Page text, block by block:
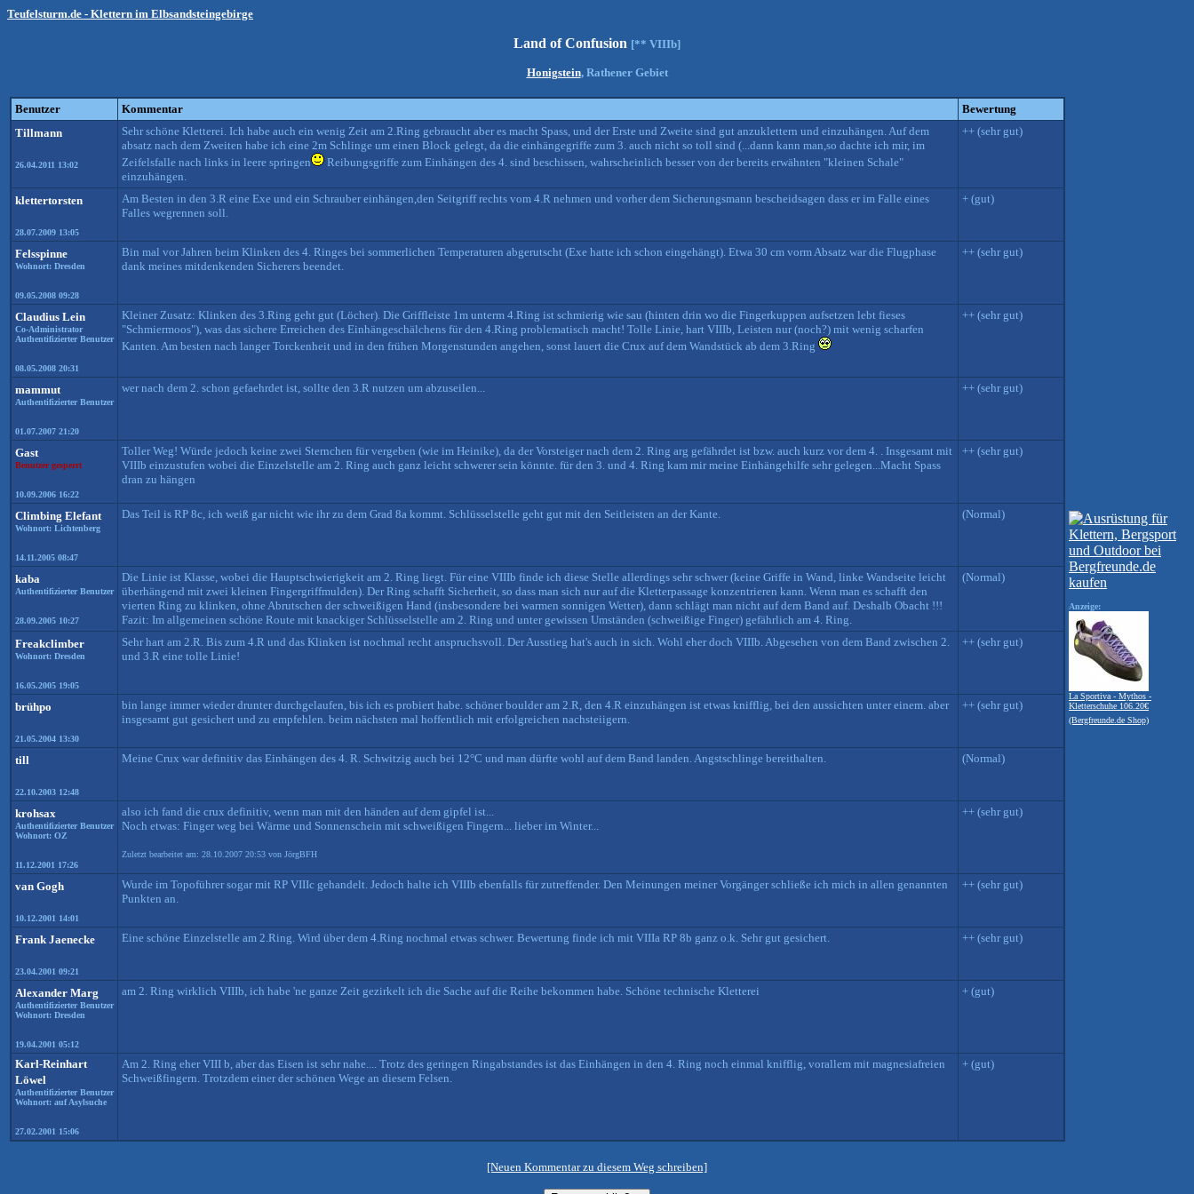
Teufelsturm.de - Klettern im Elbsandsteingebirge
Land of Confusion [** VIIIb]
Honigstein, Rathener Gebiet
Benutzer Kommentar
Bewertung
Tillmann
26.04.2011 13:02
Sehr schöne Kletterei. Ich habe auch ein wenig Zeit am 2.Ring gebraucht aber es macht Spass, und der Erste und Zweite sind gut anzuklettern und einzuhängen. Auf dem
absatz nach dem Zweiten habe ich eine 2m Schlinge um einen Block gelegt, da die einhängegriffe zum 3. auch nicht so toll sind (...dann kann man,so dachte ich mir, im
Zeifelsfalle nach links in leere springen
Reibungsgriffe zum Einhängen des 4. sind beschissen, wahrscheinlich besser von der bereits erwähnten "kleinen Schale"
einzuhängen.
++ (sehr gut)
klettertorsten
28.07.2009 13:05
Am Besten in den 3.R eine Exe und ein Schrauber einhängen,den Seitgriff rechts vom 4.R nehmen und vorher dem Sicherungsmann bescheidsagen dass er im Falle eines
Falles wegrennen soll.
+ (gut)
Felsspinne
Wohnort: Dresden
09.05.2008 09:28
Bin mal vor Jahren beim Klinken des 4. Ringes bei sommerlichen Temperaturen abgerutscht (Exe hatte ich schon eingehängt). Etwa 30 cm vorm Absatz war die Flugphase
dank meines mitdenkenden Sicherers beendet.
++ (sehr gut)
Claudius Lein
Co-Administrator
Authentifizierter Benutzer
08.05.2008 20:31
Kleiner Zusatz: Klinken des 3.Ring geht gut (Löcher). Die Griffleiste 1m unterm 4.Ring ist schmierig wie sau (hinten drin wo die Fingerkuppen aufsetzen lebt fieses
"Schmiermoos"), was das sichere Erreichen des Einhängeschälchens für den 4.Ring problematisch macht! Tolle Linie, hart VIIIb, Leisten nur (noch?) mit wenig scharfen
Kanten. Am besten nach langer Torckenheit und in den frühen Morgenstunden angehen, sonst lauert die Crux auf dem Wandstück ab dem 3.Ring
++ (sehr gut)
mammut
Authentifizierter Benutzer
01.07.2007 21:20
wer nach dem 2. schon gefaehrdet ist, sollte den 3.R nutzen um abzuseilen... ++ (sehr gut)
Gast
Benutzer gesperrt
10.09.2006 16:22
Toller Weg! Würde jedoch keine zwei Sternchen für vergeben (wie im Heinike), da der Vorsteiger nach dem 2. Ring arg gefährdet ist bzw. auch kurz vor dem 4. . Insgesamt mit
VIIIb einzustufen wobei die Einzelstelle am 2. Ring auch ganz leicht schwerer sein könnte. für den 3. und 4. Ring kam mir meine Einhängehilfe sehr gelegen...Macht Spass
dran zu hängen
++ (sehr gut)
Climbing Elefant
Wohnort: Lichtenberg
14.11.2005 08:47
Das Teil is RP 8c, ich weiß gar nicht wie ihr zu dem Grad 8a kommt. Schlüsselstelle geht gut mit den Seitleisten an der Kante. (Normal)
kaba
Authentifizierter Benutzer
28.09.2005 10:27
Die Linie ist Klasse, wobei die Hauptschwierigkeit am 2. Ring liegt. Für eine VIIIb finde ich diese Stelle allerdings sehr schwer (keine Griffe in Wand, linke Wandseite leicht
überhängend mit zwei kleinen Fingergriffmulden). Der Ring schafft Sicherheit, so dass man sich nur auf die Kletterpassage konzentrieren kann. Wenn man es schafft den
vierten Ring zu klinken, ohne Abrutschen der schweißigen Hand (insbesondere bei warmen sonnigen Wetter), dann schlägt man nicht auf dem Band auf. Deshalb Obacht !!!
Fazit: Im allgemeinen schöne Route mit knackiger Schlüsselstelle am 2. Ring und unter gewissen Umständen (schweißige Finger) gefährlich am 4. Ring.
(Normal)
Freakclimber
Wohnort: Dresden
16.05.2005 19:05
Sehr hart am 2.R. Bis zum 4.R und das Klinken ist nochmal recht anspruchsvoll. Der Ausstieg hat's auch in sich. Wohl eher doch VIIIb. Abgesehen von dem Band zwischen 2.
und 3.R eine tolle Linie!
++ (sehr gut)
brühpo
21.05.2004 13:30
bin lange immer wieder drunter durchgelaufen, bis ich es probiert habe. schöner boulder am 2.R, den 4.R einzuhängen ist etwas knifflig, bei den aussichten unter einem. aber
insgesamt gut gesichert und zu empfehlen. beim nächsten mal hoffentlich mit erfolgreichen nachsteiigern.
++ (sehr gut)
till
22.10.2003 12:48
Meine Crux war definitiv das Einhängen des 4. R. Schwitzig auch bei 12°C und man dürfte wohl auf dem Band landen. Angstschlinge bereithalten. (Normal)
krohsax
Authentifizierter Benutzer
Wohnort: OZ
11.12.2001 17:26
also ich fand die crux definitiv, wenn man mit den händen auf dem gipfel ist...
Noch etwas: Finger weg bei Wärme und Sonnenschein mit schweißigen Fingern... lieber im Winter...
Zuletzt bearbeitet am: 28.10.2007 20:53 von JörgBFH
++ (sehr gut)
van Gogh
10.12.2001 14:01
Wurde im Topoführer sogar mit RP VIIIc gehandelt. Jedoch halte ich VIIIb ebenfalls für zutreffender. Den Meinungen meiner Vorgänger schließe ich mich in allen genannten
Punkten an.
++ (sehr gut)
Frank Jaenecke
23.04.2001 09:21
Eine schöne Einzelstelle am 2.Ring. Wird über dem 4.Ring nochmal etwas schwer. Bewertung finde ich mit VIIIa RP 8b ganz o.k. Sehr gut gesichert. ++ (sehr gut)
Alexander Marg
Authentifizierter Benutzer
Wohnort: Dresden
19.04.2001 05:12
am 2. Ring wirklich VIIIb, ich habe 'ne ganze Zeit gezirkelt ich die Sache auf die Reihe bekommen habe. Schöne technische Kletterei + (gut)
Karl-Reinhart
Löwel
Authentifizierter Benutzer
Wohnort: auf Asylsuche
27.02.2001 15:06
Am 2. Ring eher VIII b, aber das Eisen ist sehr nahe.... Trotz des geringen Ringabstandes ist das Einhängen in den 4. Ring noch einmal knifflig, vorallem mit magnesiafreien
Schweißfingern. Trotzdem einer der schönen Wege an diesem Felsen.
+ (gut)
Anzeige:
La Sportiva - Mythos -
Kletterschuhe 106.20€
(Bergfreunde.de Shop)
[Neuen Kommentar zu diesem Weg schreiben]